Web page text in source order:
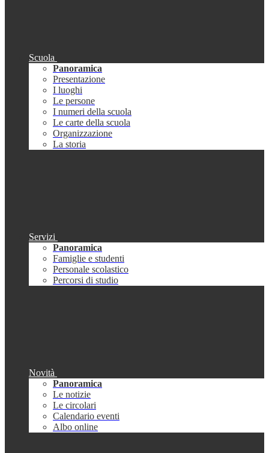
Scuola
Panoramica
Presentazione
I luoghi
Le persone
I numeri della scuola
Le carte della scuola
Organizzazione
La storia
Servizi
Panoramica
Famiglie e studenti
Personale scolastico
Percorsi di studio
Novità
Panoramica
Le notizie
Le circolari
Calendario eventi
Albo online